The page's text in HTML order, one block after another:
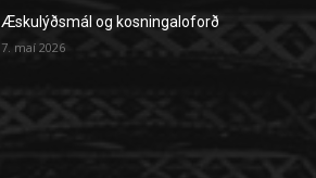
Æskulýðsmál og kosningaloforð
7. maí 2026